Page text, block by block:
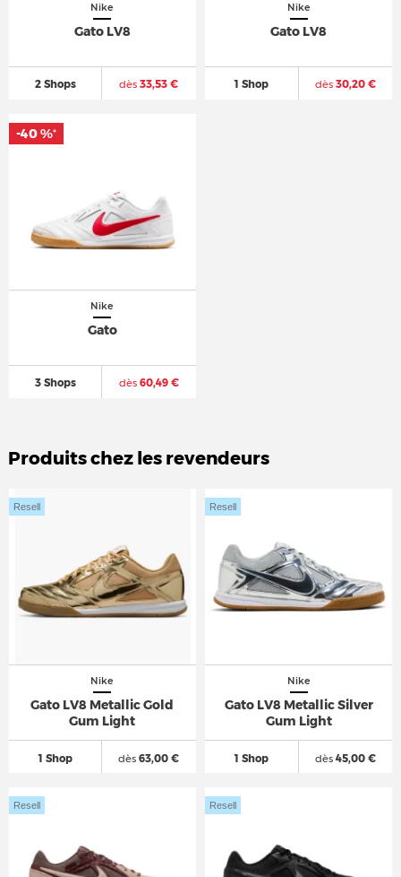
Nike
Gato LV8
2 Shops dès 33,53 €
Nike
Gato LV8
1 Shop dès30,20 €
Nike
Gato
3 Shops dès60,49 €
-40 %*
Produits chez les revendeurs
Nike
Gato LV8 Metallic Gold
Gum Light
1 Shop
Resell
dès 63,00 €
Nike
Gato LV8 Metallic Silver
Gum Light
1 Shop
Resell
dès45,00 €
Resell Resell